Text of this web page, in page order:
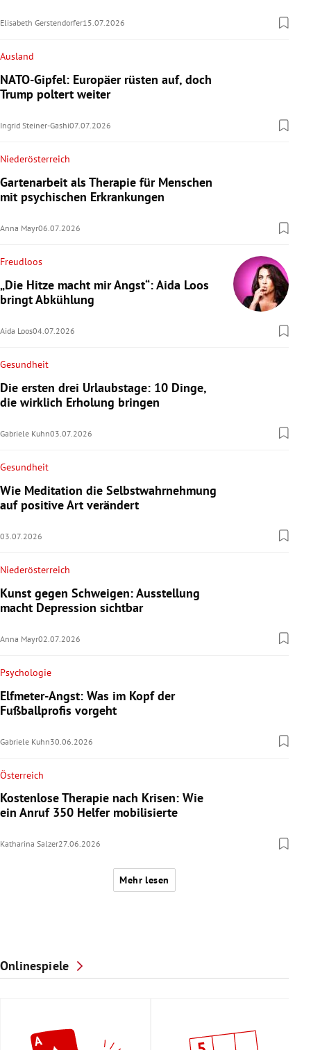
Elisabeth Gerstendorfer15.07.2026
Ausland
NATO-Gipfel: Europäer rüsten auf, doch
Trump poltert weiter
Ingrid Steiner-Gashi07.07.2026
Niederösterreich
Gartenarbeit als Therapie für Menschen
mit psychischen Erkrankungen
Anna Mayr06.07.2026
Freudloos
„Die Hitze macht mir Angst“: Aida Loos
bringt Abkühlung
Aida Loos04.07.2026
Gesundheit
Die ersten drei Urlaubstage: 10 Dinge,
die wirklich Erholung bringen
Gabriele Kuhn03.07.2026
Gesundheit
Wie Meditation die Selbstwahrnehmung
auf positive Art verändert
03.07.2026
Niederösterreich
Kunst gegen Schweigen: Ausstellung
macht Depression sichtbar
Anna Mayr02.07.2026
Psychologie
Elfmeter-Angst: Was im Kopf der
Fußballprofis vorgeht
Gabriele Kuhn30.06.2026
Österreich
Kostenlose Therapie nach Krisen: Wie
ein Anruf 350 Helfer mobilisierte
Katharina Salzer27.06.2026
Mehr lesen
Onlinespiele